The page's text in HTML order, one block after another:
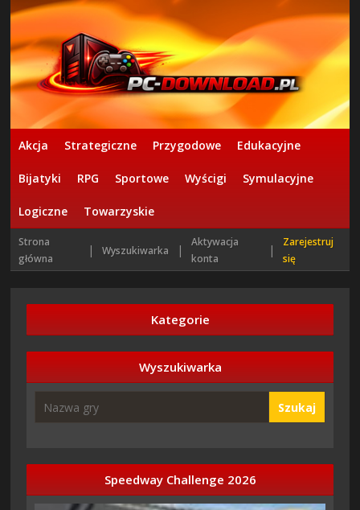
Akcja Strategiczne Przygodowe Edukacyjne
Bijatyki RPG Sportowe Wyścigi Symulacyjne
Logiczne Towarzyskie
Strona
główna
| Wyszukiwarka |
Aktywacja
konta
|
Zarejestruj
się
Kategorie
Wyszukiwarka
Szukaj
Speedway Challenge 2026